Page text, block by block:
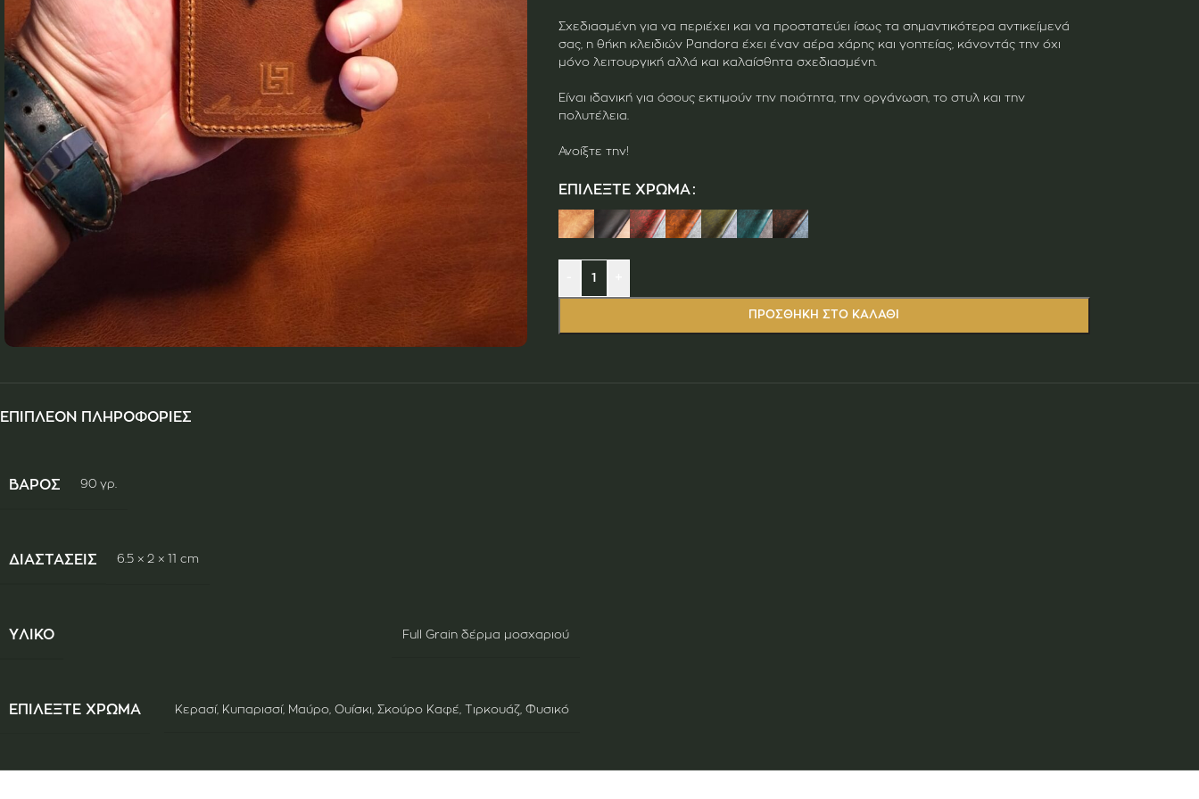
Σχεδιασμένη για να περιέχει και να προστατεύει ίσως τα σημαντικότερα αντικείμενά
σας, η θήκη κλειδιών Pandora έχει έναν αέρα χάρης και γοητείας, κάνοντάς την όχι
μόνο λειτουργική αλλά και καλαίσθητα σχεδιασμένη.
Είναι ιδανική για όσους εκτιμούν την ποιότητα, την οργάνωση, το στυλ και την
πολυτέλεια.
Ανοίξτε την!
ΕΠΙΛΈΞΤΕ ΧΡΏΜΑ
ΠΡΟΣΘΉΚΗ ΣΤΟ ΚΑΛΆΘΙ
ΕΠΙΠΛΈΟΝ ΠΛΗΡΟΦΟΡΊΕΣ
ΒΆΡΟΣ 90 γρ.
ΔΙΑΣΤΆΣΕΙΣ 6.5 × 2 × 11 cm
ΥΛΙΚΌ Full Grain δέρμα μοσχαριού
ΕΠΙΛΈΞΤΕ ΧΡΏΜΑ Κερασί, Κυπαρισσί, Μαύρο, Ουίσκι, Σκούρο Καφέ, Τιρκουάζ, Φυσικό